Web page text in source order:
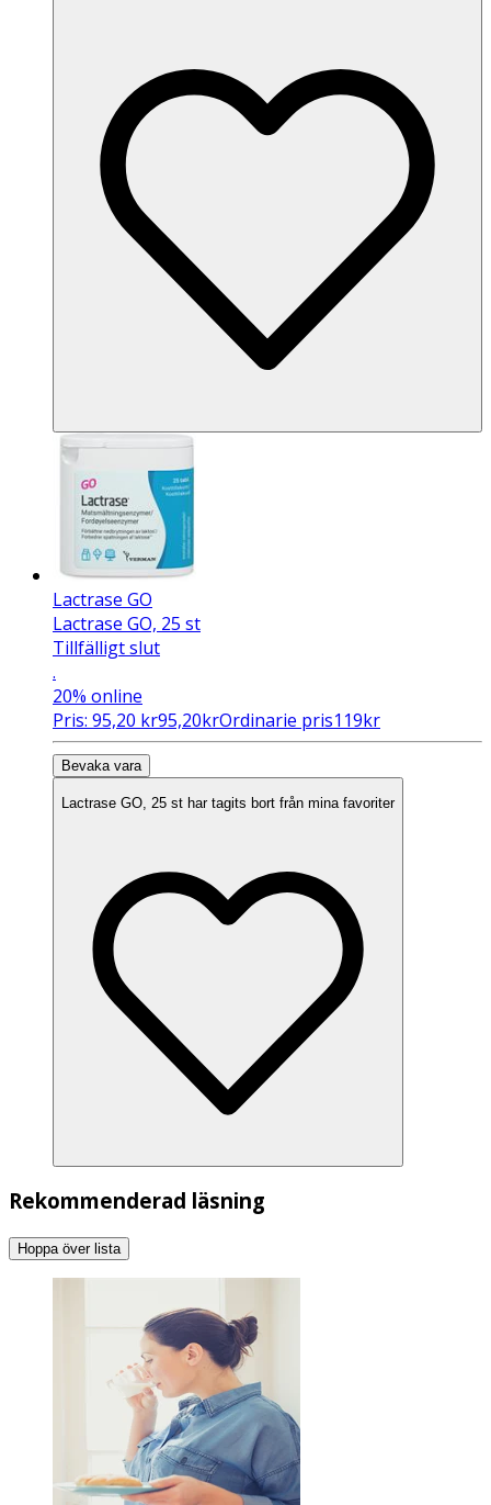
Lactrase GO
Lactrase GO, 25 st
Tillfälligt slut
.
20% online
Pris: 95,20 kr95,20krOrdinarie pris119kr
Bevaka vara
Lactrase GO, 25 st har tagits bort från mina favoriter
Rekommenderad läsning
Hoppa över lista